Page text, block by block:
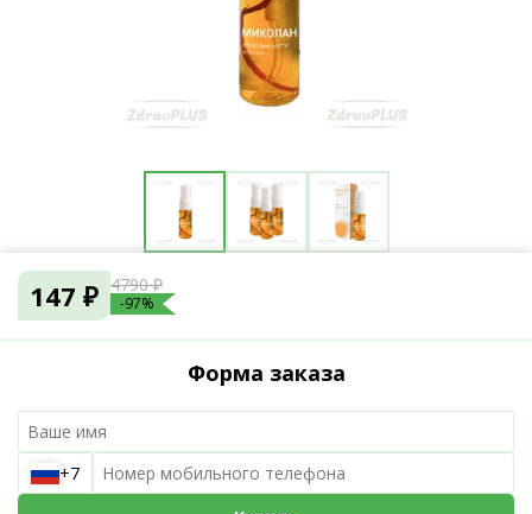
147 ₽ 4790 ₽
-97%
Форма заказа
+7